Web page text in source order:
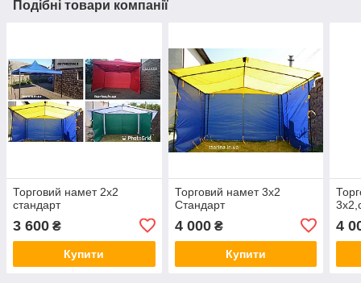
Подібні товари компанії
Торговий намет 2х2
стандарт
3 600 ₴
Купити
Торговий намет 3х2
Стандарт
4 000₴
Купити
4